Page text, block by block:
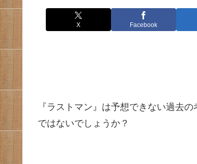
X Facebook
『ラストマン』は予想できない過去
ではないでしょうか？